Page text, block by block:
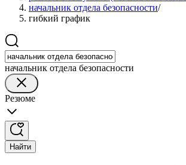
начальник отдела безопасности/
гибкий график
начальник отдела безопасности
Резюме
Найти